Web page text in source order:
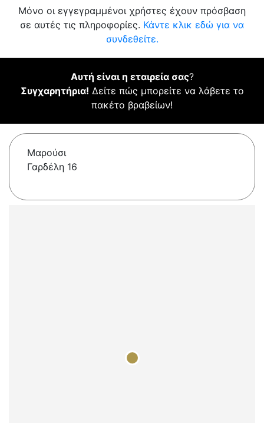
Μόνο οι εγγεγραμμένοι χρήστες έχουν πρόσβαση
σε αυτές τις πληροφορίες. Κάντε κλικ εδώ για να
συνδεθείτε.
Αυτή είναι η εταιρεία σας?
Συγχαρητήρια! Δείτε πώς μπορείτε να λάβετε το
πακέτο βραβείων!
Μαρούσι
Γαρδέλη 16